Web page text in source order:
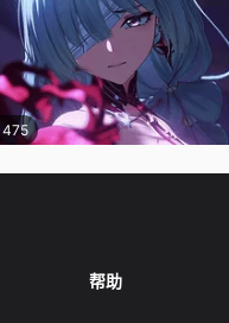
475
帮助